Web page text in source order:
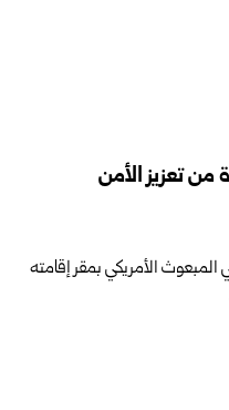
من تعزيز الأمن